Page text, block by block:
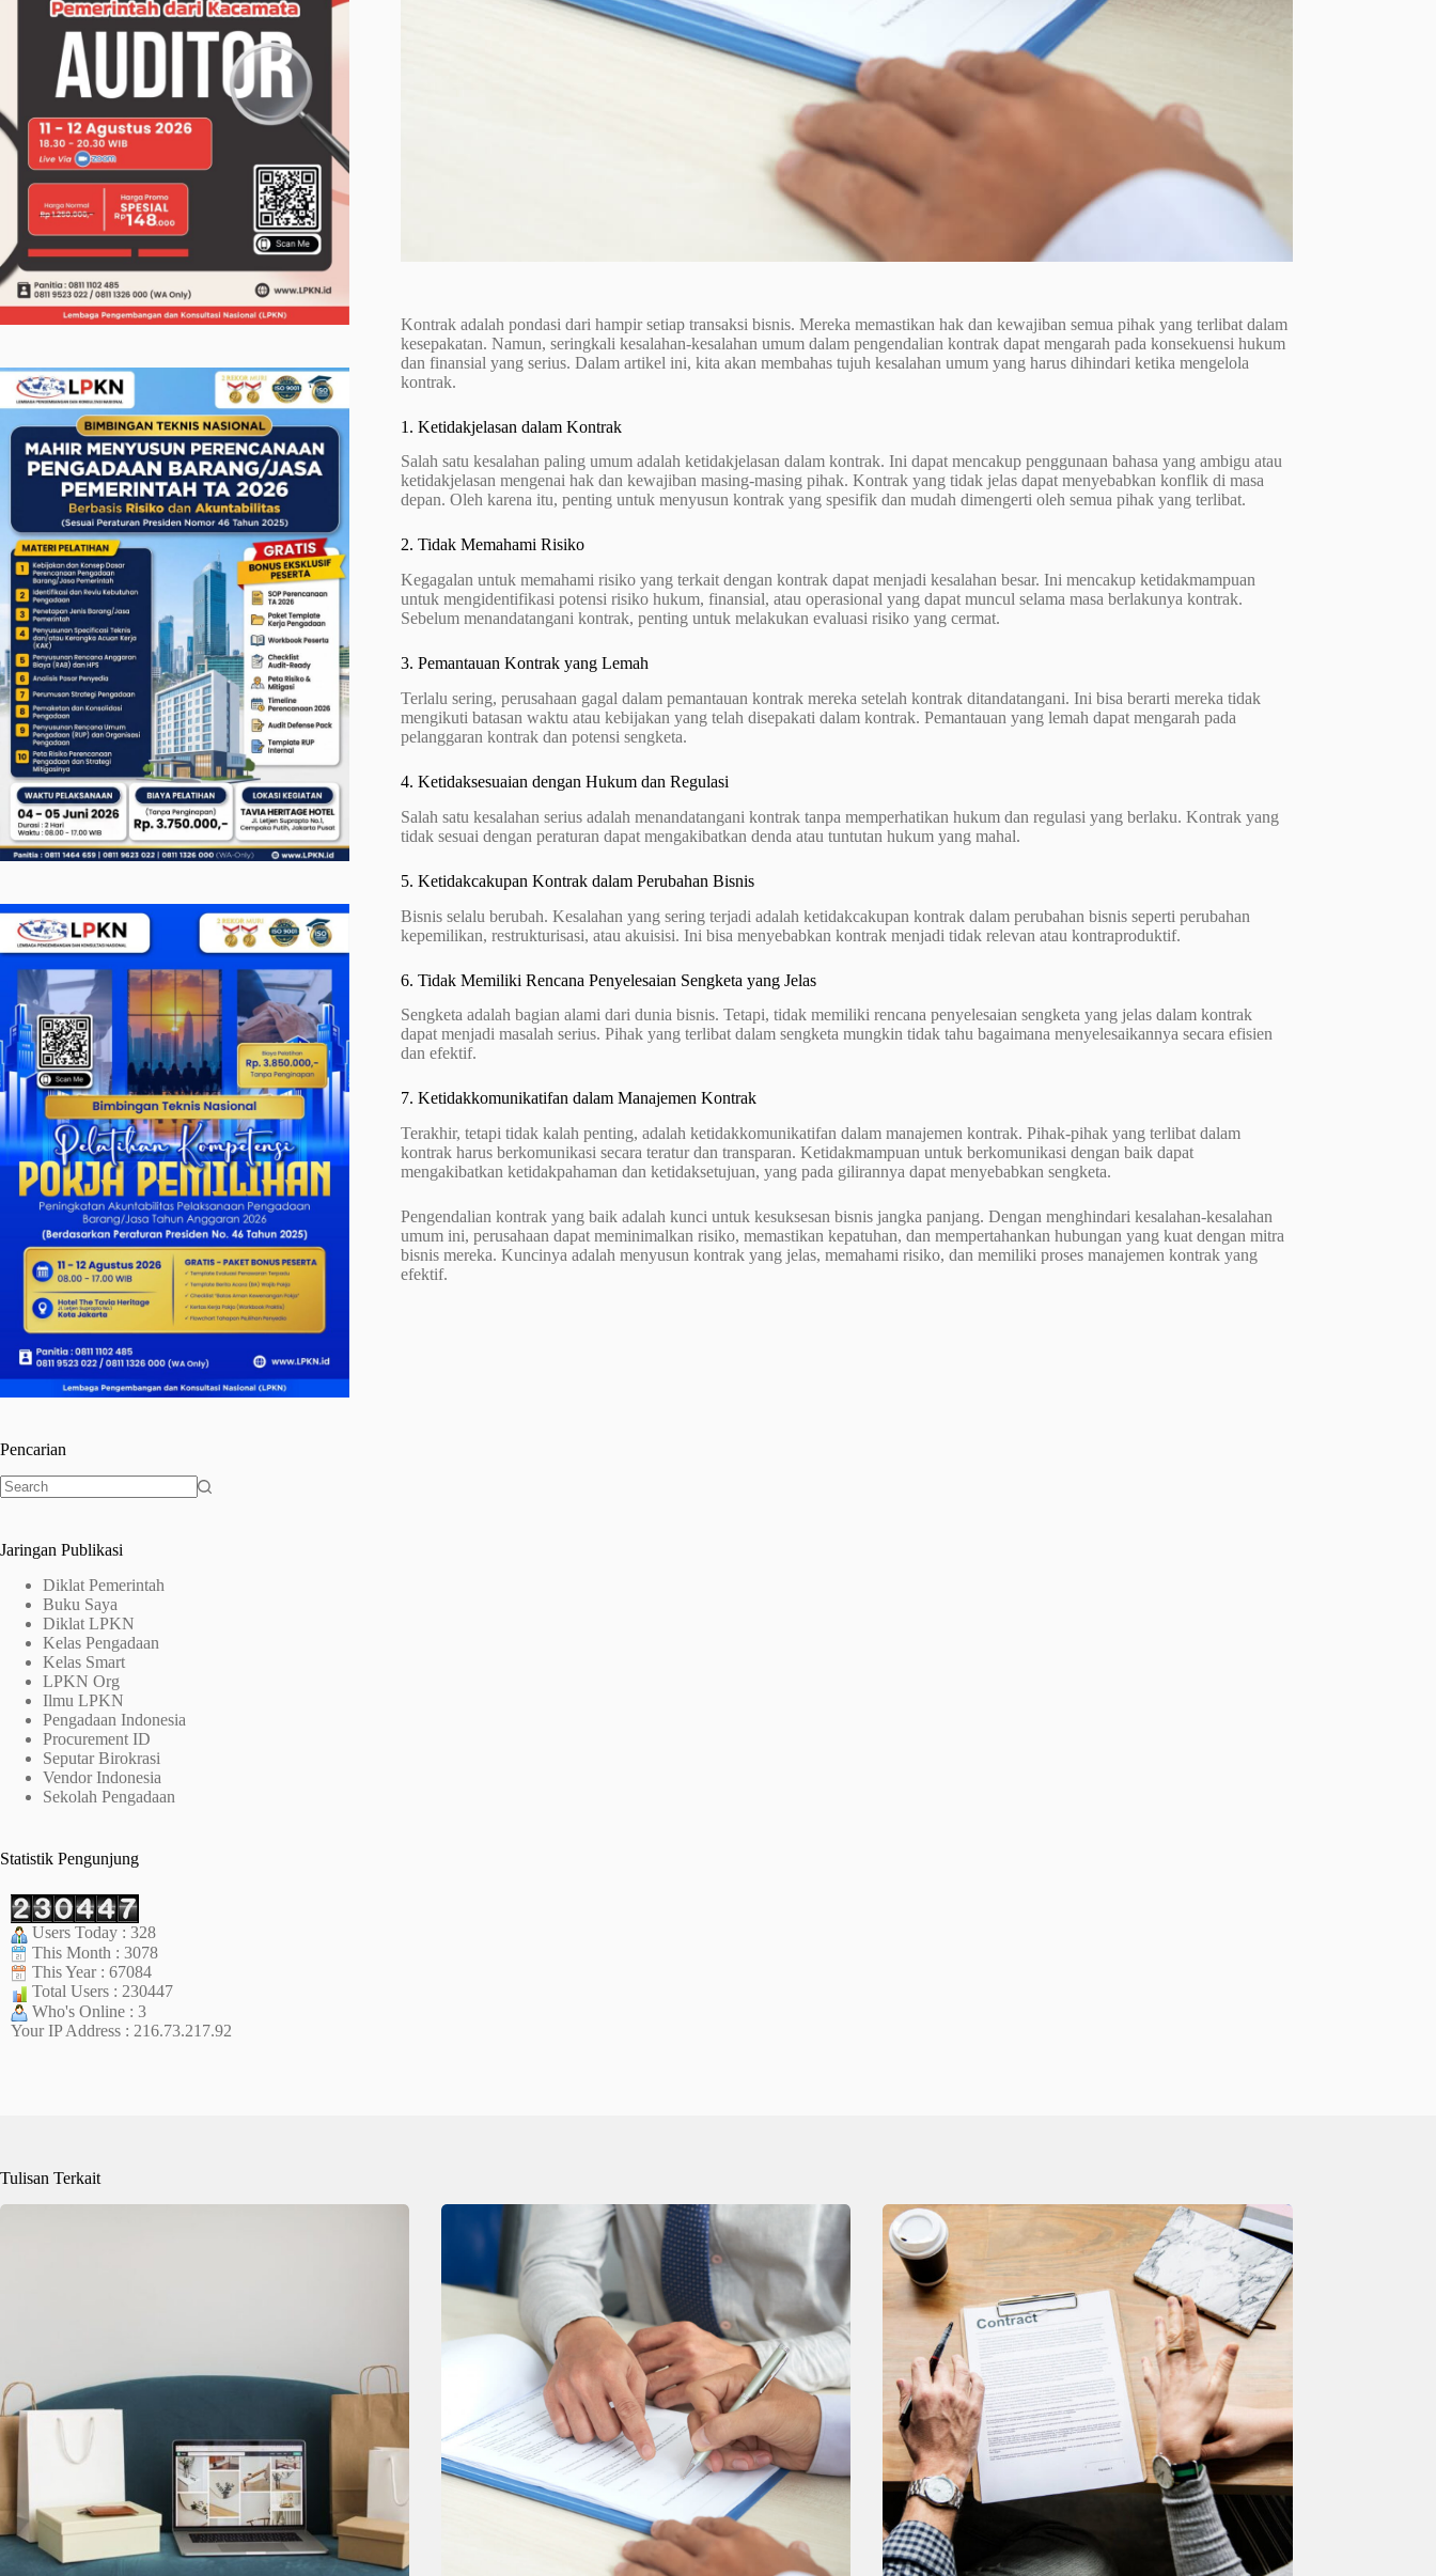
Kontrak adalah pondasi dari hampir setiap transaksi bisnis. Mereka memastikan hak dan kewajiban semua pihak yang terlibat dalam
kesepakatan. Namun, seringkali kesalahan-kesalahan umum dalam pengendalian kontrak dapat mengarah pada konsekuensi hukum
dan finansial yang serius. Dalam artikel ini, kita akan membahas tujuh kesalahan umum yang harus dihindari ketika mengelola
kontrak.
1. Ketidakjelasan dalam Kontrak
Salah satu kesalahan paling umum adalah ketidakjelasan dalam kontrak. Ini dapat mencakup penggunaan bahasa yang ambigu atau
ketidakjelasan mengenai hak dan kewajiban masing-masing pihak. Kontrak yang tidak jelas dapat menyebabkan konflik di masa
depan. Oleh karena itu, penting untuk menyusun kontrak yang spesifik dan mudah dimengerti oleh semua pihak yang terlibat.
2. Tidak Memahami Risiko
Kegagalan untuk memahami risiko yang terkait dengan kontrak dapat menjadi kesalahan besar. Ini mencakup ketidakmampuan
untuk mengidentifikasi potensi risiko hukum, finansial, atau operasional yang dapat muncul selama masa berlakunya kontrak.
Sebelum menandatangani kontrak, penting untuk melakukan evaluasi risiko yang cermat.
3. Pemantauan Kontrak yang Lemah
Terlalu sering, perusahaan gagal dalam pemantauan kontrak mereka setelah kontrak ditandatangani. Ini bisa berarti mereka tidak
mengikuti batasan waktu atau kebijakan yang telah disepakati dalam kontrak. Pemantauan yang lemah dapat mengarah pada
pelanggaran kontrak dan potensi sengketa.
4. Ketidaksesuaian dengan Hukum dan Regulasi
Salah satu kesalahan serius adalah menandatangani kontrak tanpa memperhatikan hukum dan regulasi yang berlaku. Kontrak yang
tidak sesuai dengan peraturan dapat mengakibatkan denda atau tuntutan hukum yang mahal.
5. Ketidakcakupan Kontrak dalam Perubahan Bisnis
Bisnis selalu berubah. Kesalahan yang sering terjadi adalah ketidakcakupan kontrak dalam perubahan bisnis seperti perubahan
kepemilikan, restrukturisasi, atau akuisisi. Ini bisa menyebabkan kontrak menjadi tidak relevan atau kontraproduktif.
6. Tidak Memiliki Rencana Penyelesaian Sengketa yang Jelas
Sengketa adalah bagian alami dari dunia bisnis. Tetapi, tidak memiliki rencana penyelesaian sengketa yang jelas dalam kontrak
dapat menjadi masalah serius. Pihak yang terlibat dalam sengketa mungkin tidak tahu bagaimana menyelesaikannya secara efisien
dan efektif.
7. Ketidakkomunikatifan dalam Manajemen Kontrak
Terakhir, tetapi tidak kalah penting, adalah ketidakkomunikatifan dalam manajemen kontrak. Pihak-pihak yang terlibat dalam
kontrak harus berkomunikasi secara teratur dan transparan. Ketidakmampuan untuk berkomunikasi dengan baik dapat
mengakibatkan ketidakpahaman dan ketidaksetujuan, yang pada gilirannya dapat menyebabkan sengketa.
Pengendalian kontrak yang baik adalah kunci untuk kesuksesan bisnis jangka panjang. Dengan menghindari kesalahan-kesalahan
umum ini, perusahaan dapat meminimalkan risiko, memastikan kepatuhan, dan mempertahankan hubungan yang kuat dengan mitra
bisnis mereka. Kuncinya adalah menyusun kontrak yang jelas, memahami risiko, dan memiliki proses manajemen kontrak yang
efektif.
Pencarian
Jaringan Publikasi
Diklat Pemerintah
Buku Saya
Diklat LPKN
Kelas Pengadaan
Kelas Smart
LPKN Org
Ilmu LPKN
Pengadaan Indonesia
Procurement ID
Seputar Birokrasi
Vendor Indonesia
Sekolah Pengadaan
Statistik Pengunjung
Users Today : 328
This Month : 3078
This Year : 67084
Total Users : 230447
Who's Online : 3
Your IP Address : 216.73.217.92
Tulisan Terkait